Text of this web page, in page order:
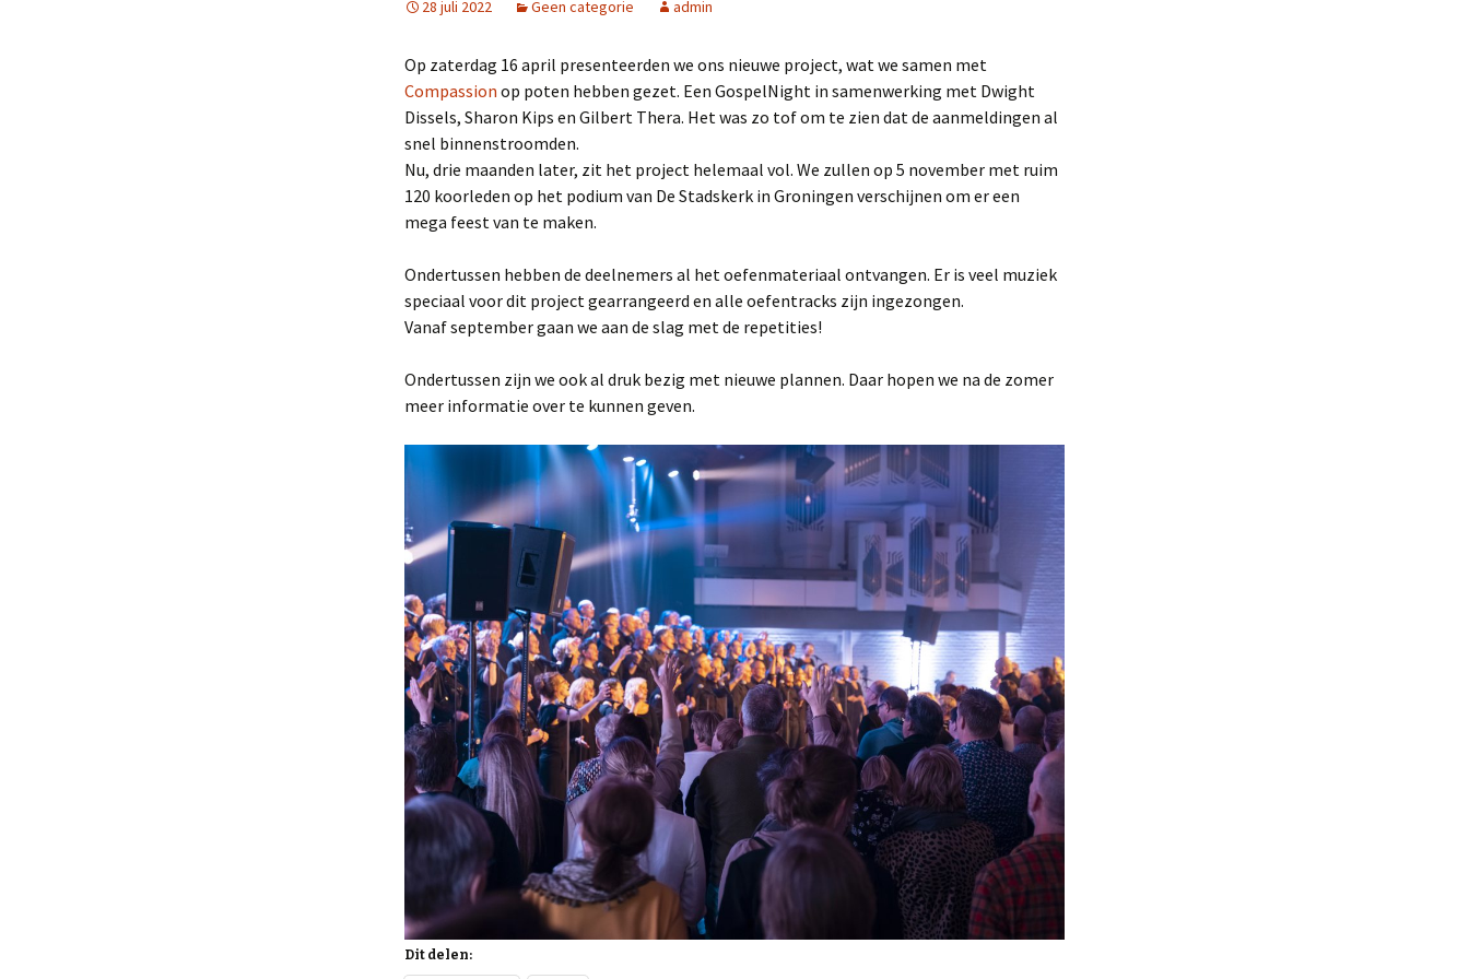
NL Zingt op het
Strandheem Festival
Gospelnight Ede 2025
Gospelnight De Pijler in
Lelystad
Gospelnight Groningen
2024
Praise & Worship
Pinksterfeest
Project GospelNight
Christmas
Kine &Choir!
The GospelNight
Project The Messiah
Project Shine
Projectkoor sing-in
Opwekking
Dirigent Gospelgroep
Young Spirit
School project
DOS
28 juli 2022 Geen categorie admin
Op zaterdag 16 april presenteerden we ons nieuwe project, wat we samen met
Compassion op poten hebben gezet. Een GospelNight in samenwerking met Dwight
Dissels, Sharon Kips en Gilbert Thera. Het was zo tof om te zien dat de aanmeldingen al
snel binnenstroomden.
Nu, drie maanden later, zit het project helemaal vol. We zullen op 5 november met ruim
120 koorleden op het podium van De Stadskerk in Groningen verschijnen om er een
mega feest van te maken.
Ondertussen hebben de deelnemers al het oefenmateriaal ontvangen. Er is veel muziek
speciaal voor dit project gearrangeerd en alle oefentracks zijn ingezongen.
Vanaf september gaan we aan de slag met de repetities!
Ondertussen zijn we ook al druk bezig met nieuwe plannen. Daar hopen we na de zomer
meer informatie over te kunnen geven.
Dit delen: